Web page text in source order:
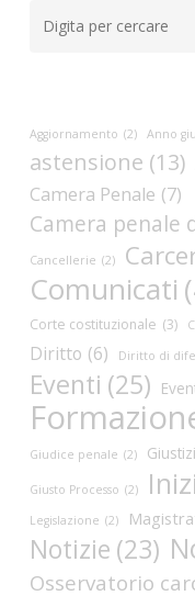
Aggiornamento (2) Anno
astensione (13)
Camera Penale (7)
Camera penale
Cancellerie (2)
Comunicati
Corte costituzionale (3)
Diritto (6) Diritto di
Eventi (25)
Giudice penale (2)
Giusto Processo (2)
Legislazione (2)
Notizie (23)
Osservatorio